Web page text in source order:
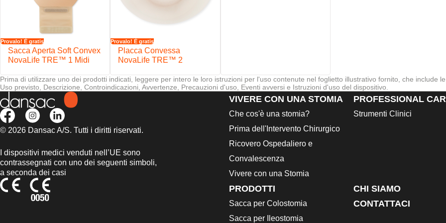
Provalo! È gratis
Sacca Aperta Soft Convex
NovaLife TRE™ 1 Midi
Provalo! È gratis
Placca Convessa
NovaLife TRE™ 2
Prima di utilizzare uno dei prodotti indicati, leggere per intero le loro istruzioni per l'uso contenute nel foglietto illustrativo fornito, che include
Uso previsto, Descrizione, Controindicazioni, Avvertenze, Precauzioni d'uso, Eventi avversi e Istruzioni d'uso del dispositivo.
© 2026 Dansac A/S. Tutti i diritti riservati.
I dispositivi medici venduti nell’UE sono
contrassegnati con uno dei seguenti simboli,
a seconda dei casi
VIVERE CON UNA STOMIA
Che cos'è una stomia?
Prima dell'Intervento Chirurgico
Ricovero Ospedaliero e
Convalescenza
Vivere con una Stomia
PROFESSIONAL
Strumenti Clinici
PRODOTTI
Sacca per Colostomia
Sacca per Ileostomia
CHI SIAMO
CONTATTACI